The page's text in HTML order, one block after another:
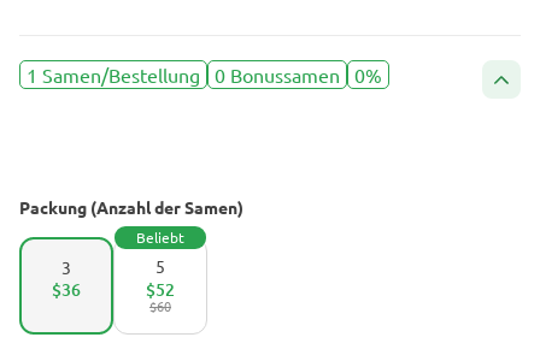
1 Samen/Bestellung 0 Bonussamen 0%
Packung (Anzahl der Samen)
3
$36
5
Beliebt
$60
$52